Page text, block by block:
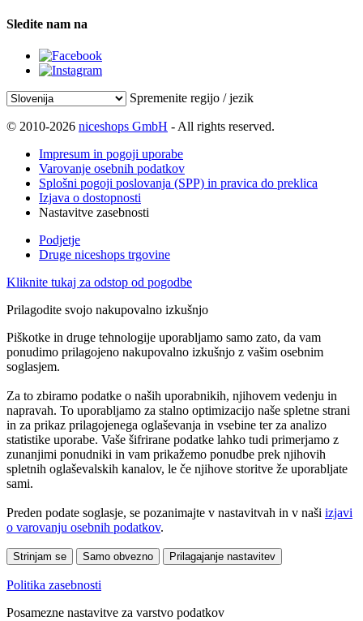
Sledite nam na
Spremenite regijo / jezik
© 2010-2026 niceshops GmbH - All rights reserved.
Impresum in pogoji uporabe
Varovanje osebnih podatkov
Splošni pogoji poslovanja (SPP) in pravica do preklica
Izjava o dostopnosti
Nastavitve zasebnosti
Podjetje
Druge niceshops trgovine
Kliknite tukaj za odstop od pogodbe
Prilagodite svojo nakupovalno izkušnjo
Piškotke in druge tehnologije uporabljamo samo zato, da vam
ponudimo prilagojeno nakupovalno izkušnjo z vašim osebnim
soglasjem.
Za to zbiramo podatke o naših uporabnikih, njihovem vedenju in
napravah. To uporabljamo za stalno optimizacijo naše spletne strani
in za prikaz prilagojenega oglaševanja in vsebine ter za analizo
statistike uporabe. Vaše šifrirane podatke lahko tudi primerjamo z
zunanjimi ponudniki in vam prikažemo ponudbe prek njihovih
spletnih oglaševalskih kanalov, le če njihove storitve že uporabljate
sami.
Preden podate soglasje, se pozanimajte v nastavitvah in v naši izjavi
o varovanju osebnih podatkov.
Strinjam se Samo obvezno Prilagajanje nastavitev
Politika zasebnosti
Posamezne nastavitve za varstvo podatkov